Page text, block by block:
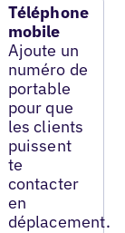
Téléphone
mobile
Ajoute un
numéro de
portable
pour que
les clients
puissent
te
contacter
en
déplacement.